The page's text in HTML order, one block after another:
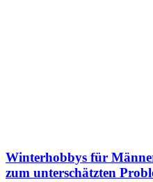
Winterhobbys für
zum unterschätzten